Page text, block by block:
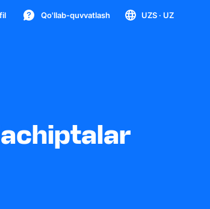
Qo'llab-quvvatlash UZS · UZ